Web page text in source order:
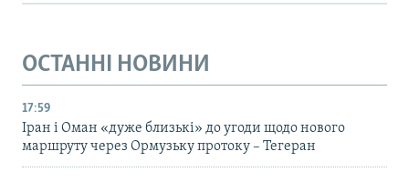
ОСТАННІ НОВИНИ
17:59
Іран і Оман «дуже близькі» до угоди щодо нового
маршруту через Ормузьку протоку – Тегеран